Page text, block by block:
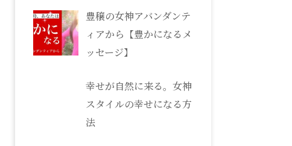
豊穣の女神アバンダンテ
ィアから【豊かになるメ
ッセージ】
幸せが自然に来る。女神
スタイルの幸せになる方
法